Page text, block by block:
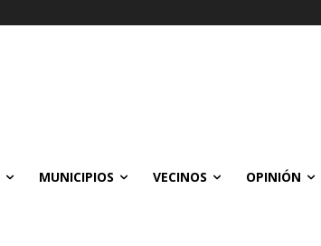
MUNICIPIOS VECINOS OPINIÓN